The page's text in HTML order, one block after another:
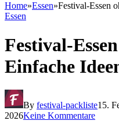
Home»Essen»Festival-Essen
Essen
Festival-
Einfache
By festival-packliste15.
2026Keine Kommentare